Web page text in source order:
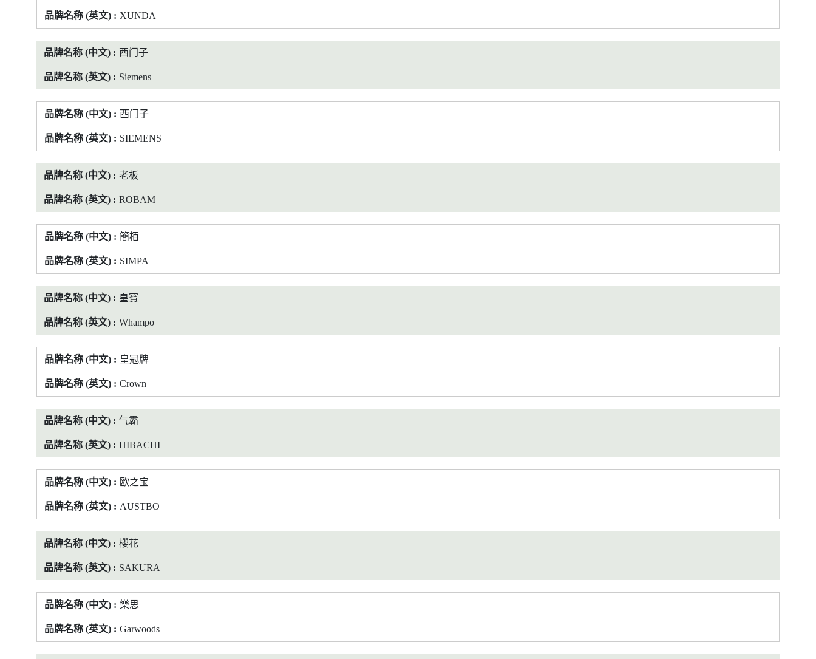
煮
食
炉
表
型
号
品
XUNDA
西门子
Siemens
西门子
SIEMENS
老板
ROBAM
簡栢
SIMPA
皇寶
Whampo
皇冠牌
Crown
气霸
HIBACHI
欧之宝
AUSTBO
櫻花
SAKURA
樂思
Garwoods